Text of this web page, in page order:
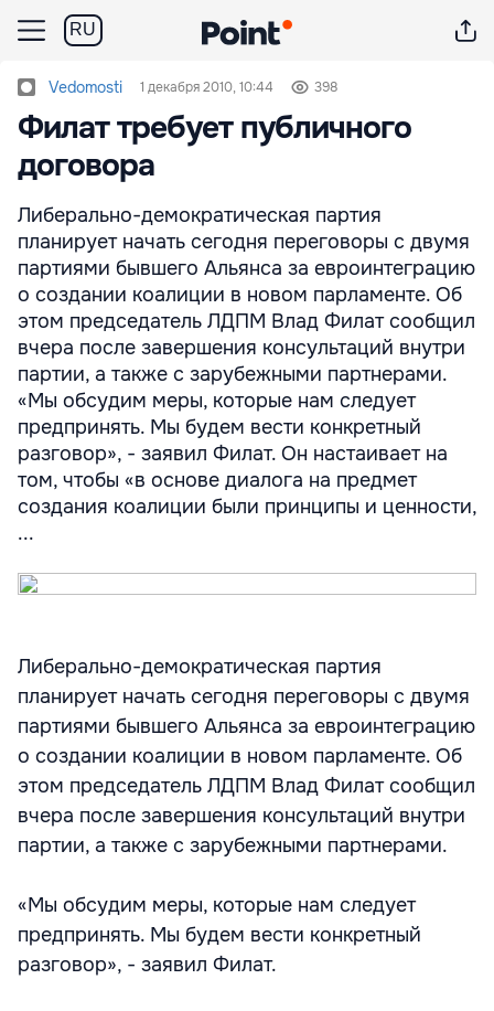
RU
Vedomosti 1 декабря 2010, 10:44 398
Филат требует публичного
договора
Либерально-демократическая партия
планирует начать сегодня переговоры с двумя
партиями бывшего Альянса за евроинтеграцию
о создании коалиции в новом парламенте. Об
этом председатель ЛДПМ Влад Филат сообщил
вчера после завершения консультаций внутри
партии, а также с зарубежными партнерами.
«Мы обсудим меры, которые нам следует
предпринять. Мы будем вести конкретный
разговор», - заявил Филат. Он настаивает на
том, чтобы «в основе диалога на предмет
создания коалиции были принципы и ценности,
...
Либерально-демократическая партия
планирует начать сегодня переговоры с двумя
партиями бывшего Альянса за евроинтеграцию
о создании коалиции в новом парламенте. Об
этом председатель ЛДПМ Влад Филат сообщил
вчера после завершения консультаций внутри
партии, а также с зарубежными партнерами.
«Мы обсудим меры, которые нам следует
предпринять. Мы будем вести конкретный
разговор», - заявил Филат.